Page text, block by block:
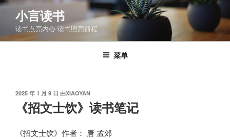
跳
容
小言读书
读书点亮内心 读书照亮前程
菜单
发
2025 年 1 月 9 日 由XIAOYAN
《招文士饮》读书笔记
《招文士饮》作者： 唐 孟郊